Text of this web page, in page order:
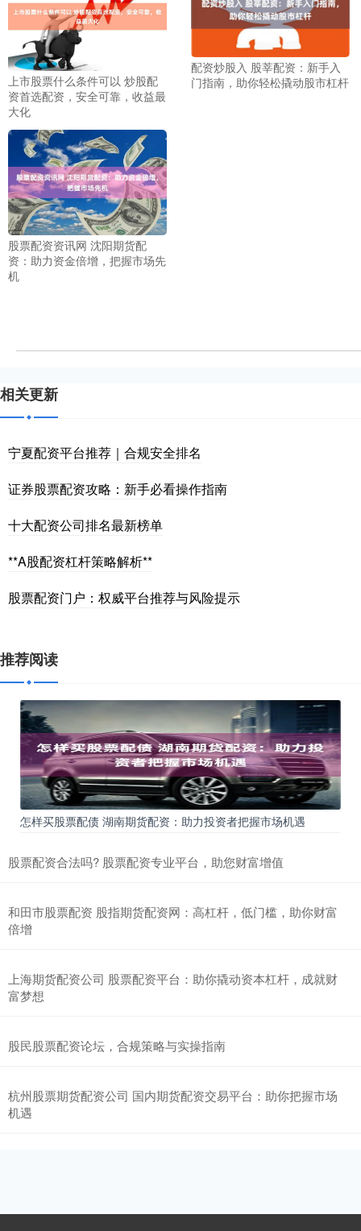
上市股票什么条件可以 炒股配
资首选配资，安全可靠，收益最
大化
配资炒股入 股莘配资：新手入
门指南，助你轻松撬动股市杠杆
股票配资资讯网 沈阳期货配
资：助力资金倍增，把握市场先
机
相关更新
宁夏配资平台推荐｜合规安全排名
证券股票配资攻略：新手必看操作指南
十大配资公司排名最新榜单
**A股配资杠杆策略解析**
股票配资门户：权威平台推荐与风险提示
推荐阅读
怎样买股票配债 湖南期货配资：助力投资者把握市场机遇
股票配资合法吗? 股票配资专业平台，助您财富增值
和田市股票配资 股指期货配资网：高杠杆，低门槛，助你财富
倍增
上海期货配资公司 股票配资平台：助你撬动资本杠杆，成就财
富梦想
股民股票配资论坛，合规策略与实操指南
杭州股票期货配资公司 国内期货配资交易平台：助你把握市场
机遇